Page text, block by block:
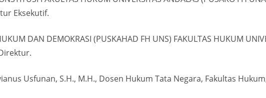
Eksekutif.
DAN DEMOKRASI (PUSKAHAD FH UNS) FAKULTAS HUKUM
Usfunan, S.H., M.H., Dosen Hukum Tata Negara, Fakultas